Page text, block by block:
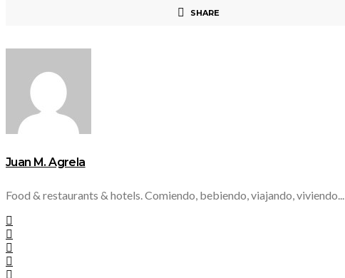
SHARE
Juan M. Agrela
Food & restaurants & hotels. Comiendo, bebiendo, viajando, viviendo...